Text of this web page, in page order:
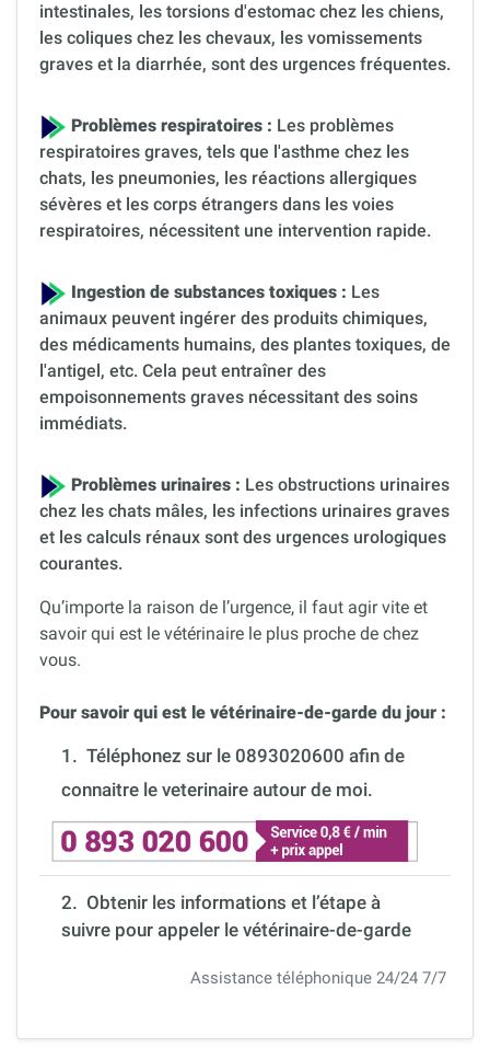
intestinales, les torsions d'estomac chez les chiens,
les coliques chez les chevaux, les vomissements
graves et la diarrhée, sont des urgences fréquentes.
Problèmes respiratoires : Les problèmes
respiratoires graves, tels que l'asthme chez les
chats, les pneumonies, les réactions allergiques
sévères et les corps étrangers dans les voies
respiratoires, nécessitent une intervention rapide.
Ingestion de substances toxiques : Les
animaux peuvent ingérer des produits chimiques,
des médicaments humains, des plantes toxiques, de
l'antigel, etc. Cela peut entraîner des
empoisonnements graves nécessitant des soins
immédiats.
Problèmes urinaires : Les obstructions urinaires
chez les chats mâles, les infections urinaires graves
et les calculs rénaux sont des urgences urologiques
courantes.
Qu’importe la raison de l’urgence, il faut agir vite et
savoir qui est le vétérinaire le plus proche de chez
vous.
Pour savoir qui est le vétérinaire-de-garde du jour :
1. Téléphonez sur le 0893020600 afin de
connaitre le veterinaire autour de moi.
2. Obtenir les informations et l’étape à
suivre pour appeler le vétérinaire-de-garde
Assistance téléphonique 24/24 7/7